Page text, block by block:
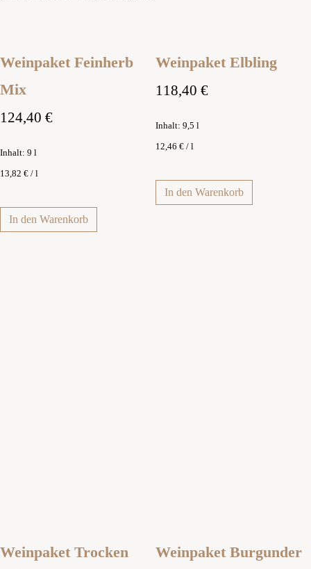
Weinpaket Feinherb
Mix
124,40 €
Inhalt: 9 l
13,82 € / l
In den Warenkorb
Weinpaket Elbling
118,40 €
Inhalt: 9,5 l
12,46 € / l
In den Warenkorb
Weinpaket Trocken
Weinpaket Burgunder